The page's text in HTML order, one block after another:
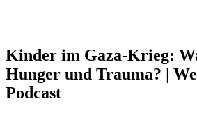
Kinder im Gaza-Krieg:
Hunger und Trauma? |
Podcast